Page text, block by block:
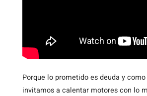
Porque lo prometido es deuda y
invitamos a calentar motores con lo